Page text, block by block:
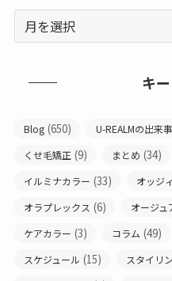
キ
Blog (650) U-REALMの出来事
くせ毛矯正 (9) まとめ (34)
イルミナカラー (33) オッジ
オラプレックス (6) オージュ
ケアカラー (3) コラム (49)
スケジュール (15) スタイリ